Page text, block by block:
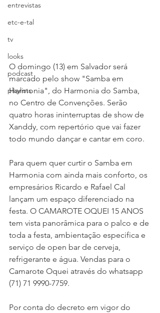
entrevistas
etc-e-tal
tv
looks
podcast
playlists
O domingo (13) em Salvador será
marcado pelo show "Samba em
Harmonia", do Harmonia do Samba,
no Centro de Convenções. Serão
quatro horas ininterruptas de show de
Xanddy, com repertório que vai fazer
todo mundo dançar e cantar em coro.
Para quem quer curtir o Samba em
Harmonia com ainda mais conforto, os
empresários Ricardo e Rafael Cal
lançam um espaço diferenciado na
festa. O CAMAROTE OQUEI 15 ANOS
tem vista panorâmica para o palco e de
toda a festa, ambientação especifica e
serviço de open bar de cerveja,
refrigerante e água. Vendas para o
Camarote Oquei através do whatsapp
(71) 71 9990-7759.
Por conta do decreto em vigor do